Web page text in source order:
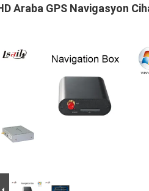
Araba GPS Navigasyon